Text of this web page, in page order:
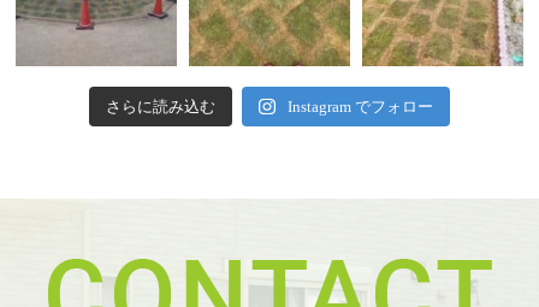
さらに読み込む Instagram でフォロー